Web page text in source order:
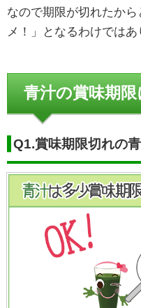
なので期限が切れたか
メ！」となるわけではあ
青汁の賞味期
Q1.賞味期限切れの